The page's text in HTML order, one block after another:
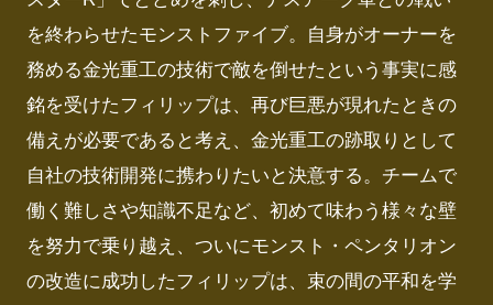
を終わらせたモンストファイブ。自身がオーナーを
務める金光重工の技術で敵を倒せたという事実に感
銘を受けたフィリップは、再び巨悪が現れたときの
備えが必要であると考え、金光重工の跡取りとして
自社の技術開発に携わりたいと決意する。チームで
働く難しさや知識不足など、初めて味わう様々な壁
を努力で乗り越え、ついにモンスト・ペンタリオン
の改造に成功したフィリップは、束の間の平和を学